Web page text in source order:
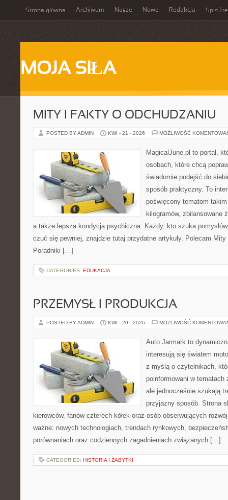
Strona główna Archiwum Nasze Nowe Redakcja Spis
MOJA SIŁA
MITY I FAKTY O ODCHUDZANIU
POSTED BY ADMIN KWI - 21 - 2026 MOŻLIWOŚĆ
MagicalJune.pl to portal,
osobach, które chcą
świadomie podejść do
sposób praktyczny. To
poświęcony tematom
kilogramów, zbilansowane
a także lepsza kondycja psychiczna. Każdy, kto szuka
czuć się pewniej, znajdzie tutaj przydatne artykuły. Polecam
Poradniki […]
CATEGORIES: EDUKACJA
PRZEMYSŁ I PRODUKCJA
POSTED BY ADMIN KWI - 20 - 2026 MOŻLIWOŚĆ
Auto Jarmark to
interesują się światem
z myślą o czytelnikach,
poinformowani w
ale jednocześnie szukają
przyjazny sposób. Strona
kierowców, fanów czterech kółek oraz osób obserwujących
ważne: nowych technologiach, trendach rynkowych,
porównaniach oraz codziennych zagadnieniach związanych […]
CATEGORIES: HISTORIA I ZABYTKI